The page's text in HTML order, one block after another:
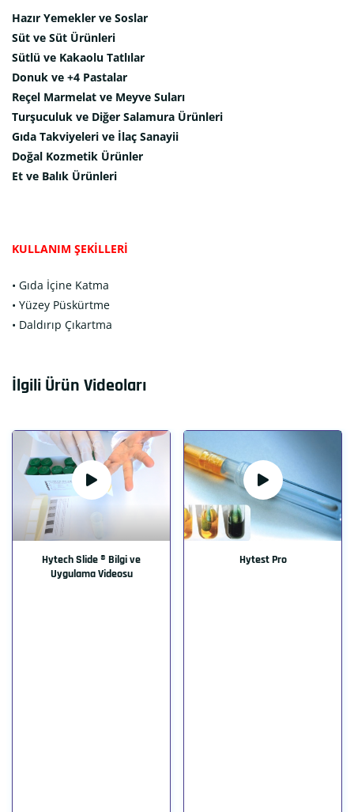
Hazır Yemekler ve Soslar
Süt ve Süt Ürünleri
Sütlü ve Kakaolu Tatlılar
Donuk ve +4 Pastalar
Reçel Marmelat ve Meyve Suları
Turşuculuk ve Diğer Salamura Ürünleri
Gıda Takviyeleri ve İlaç Sanayii
Doğal Kozmetik Ürünler
Et ve Balık Ürünleri
KULLANIM ŞEKİLLERİ
• Gıda İçine Katma
• Yüzey Püskürtme
• Daldırıp Çıkartma
İlgili Ürün Videoları
Hytech Slide ® Bilgi ve
Uygulama Videosu
Hytest Pro